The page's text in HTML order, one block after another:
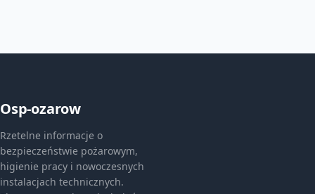
Osp-ozarow
Rzetelne informacje o
bezpieczeństwie pożarowym,
higienie pracy i nowoczesnych
instalacjach technicznych.